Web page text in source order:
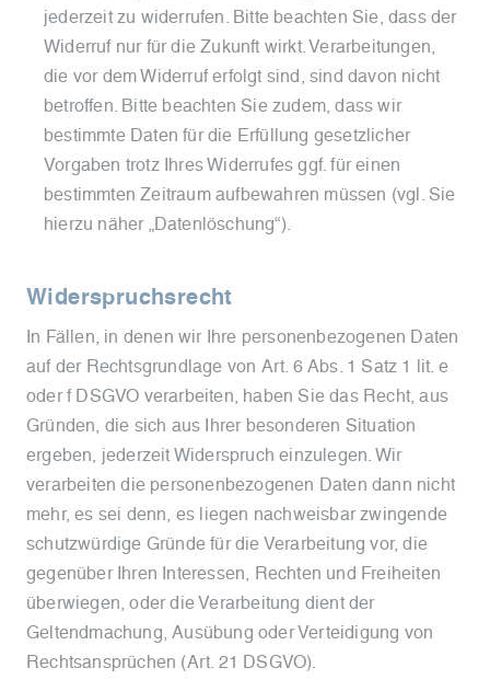
jederzeit zu widerrufen. Bitte beachten Sie, dass der
Widerruf nur für die Zukunft wirkt. Verarbeitungen,
die vor dem Widerruf erfolgt sind, sind davon nicht
betroffen. Bitte beachten Sie zudem, dass wir
bestimmte Daten für die Erfüllung gesetzlicher
Vorgaben trotz Ihres Widerrufes ggf. für einen
bestimmten Zeitraum aufbewahren müssen (vgl. Sie
hierzu näher „Datenlöschung“).
Widerspruchsrecht
In Fällen, in denen wir Ihre personenbezogenen Daten
auf der Rechtsgrundlage von Art. 6 Abs. 1 Satz 1 lit. e
oder f DSGVO verarbeiten, haben Sie das Recht, aus
Gründen, die sich aus Ihrer besonderen Situation
ergeben, jederzeit Widerspruch einzulegen. Wir
verarbeiten die personenbezogenen Daten dann nicht
mehr, es sei denn, es liegen nachweisbar zwingende
schutzwürdige Gründe für die Verarbeitung vor, die
gegenüber Ihren Interessen, Rechten und Freiheiten
überwiegen, oder die Verarbeitung dient der
Geltendmachung, Ausübung oder Verteidigung von
Rechtsansprüchen (Art. 21 DSGVO).